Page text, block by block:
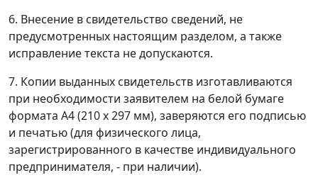
6. Внесение в свидетельство сведений, не
предусмотренных настоящим разделом, а также
исправление текста не допускаются.
7. Копии выданных свидетельств изготавливаются
при необходимости заявителем на белой бумаге
формата А4 (210 х 297 мм), заверяются его подписью
и печатью (для физического лица,
зарегистрированного в качестве индивидуального
предпринимателя, - при наличии).